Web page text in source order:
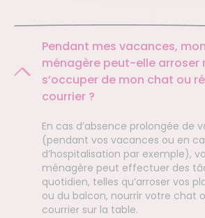
Pendant mes vacances,
ménagère peut-elle arroser
s’occuper de mon chat ou
courrier ?
En cas d’absence prolongée de
(pendant vos vacances ou en
d’hospitalisation par exemple),
ménagère peut effectuer des
quotidien, telles qu’arroser vos
ou du balcon, nourrir votre chat
courrier sur la table.